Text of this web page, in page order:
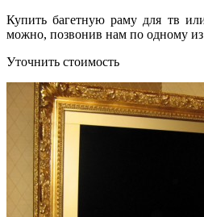
Купить багетную раму для тв
можно, позвонив нам по одному
Уточнить стоимость